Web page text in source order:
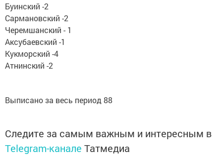
Буинский -2
Сармановский -2
Черемшанский - 1
Аксубаевский -1
Кукморский -4
Атнинский -2
Выписано за весь период 88
Следите за самым важным и интересным в
Telegram-канале Татмедиа